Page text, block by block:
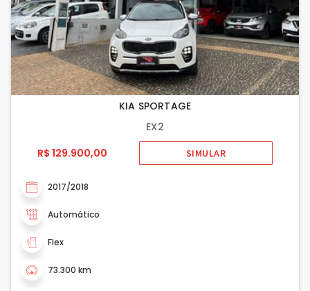
KIA SPORTAGE
EX2
R$ 129.900,00
SIMULAR
2017/2018
Automático
Flex
73.300 km